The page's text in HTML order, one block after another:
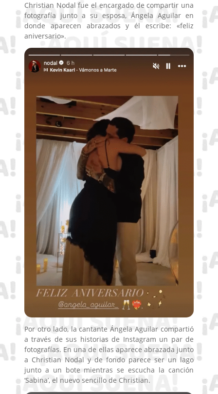
Christian Nodal fue el encargado de compartir una
fotografía junto a su esposa, Ángela Aguilar en
donde aparecen abrazados y él escribe: «feliz
aniversario».
Por otro lado, la cantante Ángela Aguilar ​compartió
a través de sus historias de Instagram un par de
fotografías. En una de ellas aparece abrazada junto
a Christian Nodal y de fondo parece ser un lago
junto a un bote mientras se escucha la canción
‘Sabina’, el nuevo sencillo de Christian.